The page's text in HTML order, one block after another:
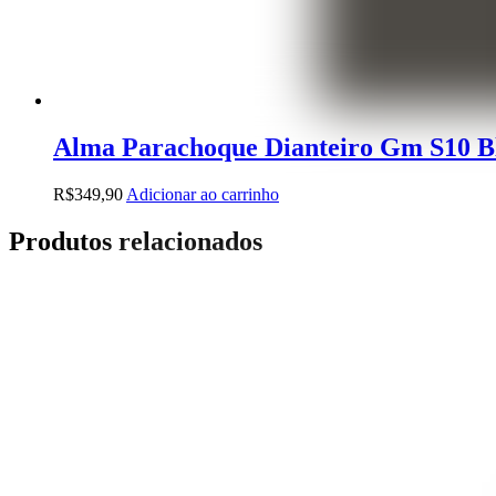
Alma Parachoque Dianteiro Gm S10
R$349,90 Adicionar ao carrinho
Produtos relacionados